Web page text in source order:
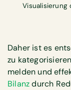
Visualisierung
Daher ist es
zu
melden und
Bilanzdurch